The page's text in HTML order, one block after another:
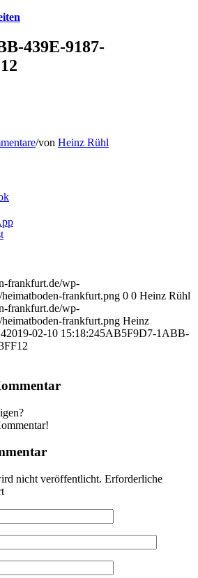
439E-9187-
/von Heinz Rühl
frankfurt.de/wp-
frankfurt.png 0 0 Heinz Rühl
frankfurt.de/wp-
frankfurt.png Heinz
2019-02-10 15:18:245AB5F9D7-1ABB-
nicht veröffentlicht. Erforderliche